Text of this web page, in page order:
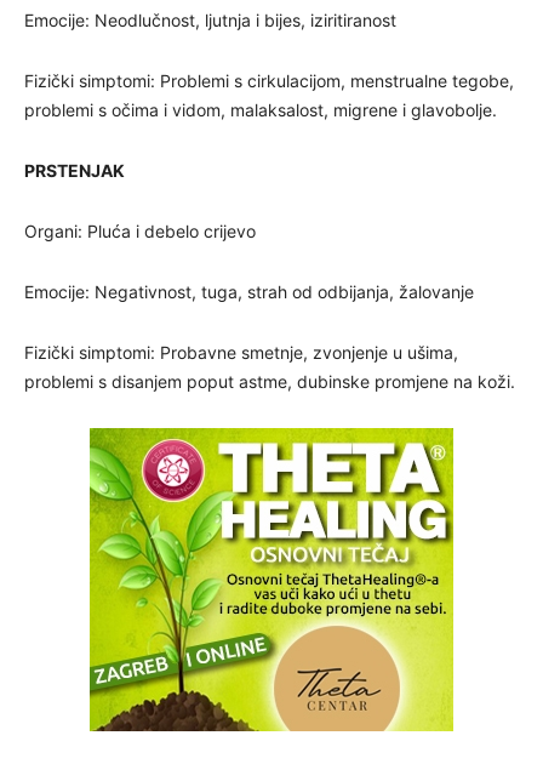
Emocije: Neodlučnost, ljutnja i bijes, iziritiranost
Fizički simptomi: Problemi s cirkulacijom, menstrualne tegobe,
problemi s očima i vidom, malaksalost, migrene i glavobolje.
PRSTENJAK
Organi: Pluća i debelo crijevo
Emocije: Negativnost, tuga, strah od odbijanja, žalovanje
Fizički simptomi: Probavne smetnje, zvonjenje u ušima,
problemi s disanjem poput astme, dubinske promjene na koži.